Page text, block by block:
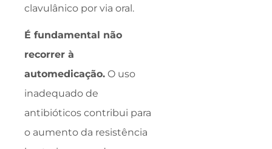
clavulânico por via oral.
É fundamental não
recorrer à
automedicação. O uso
inadequado de
antibióticos contribui para
o aumento da resistência